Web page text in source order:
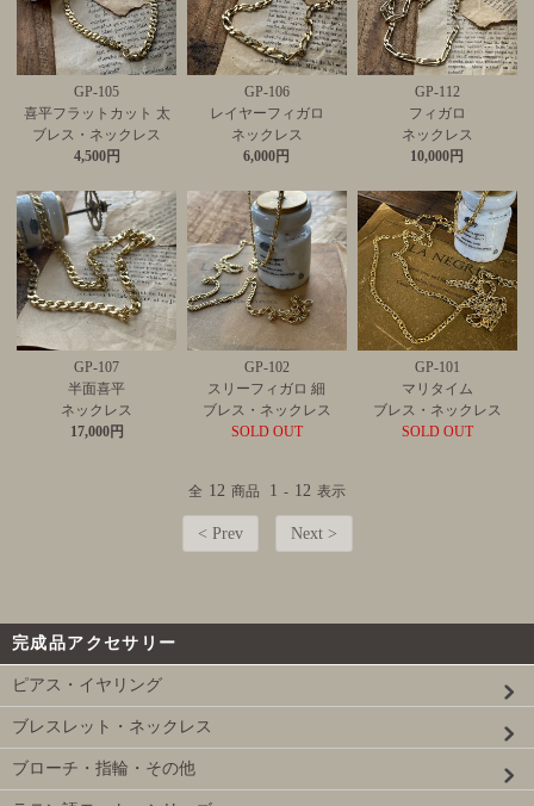
GP-105
喜平フラットカット 太
ブレス・ネックレス
4,500円
GP-106
レイヤーフィガロ
ネックレス
6,000円
GP-112
フィガロ
ネックレス
10,000円
GP-107
半面喜平
ネックレス
17,000円
GP-102
スリーフィガロ 細
ブレス・ネックレス
SOLD OUT
GP-101
マリタイム
ブレス・ネックレス
SOLD OUT
全 12 商品 1 - 12 表示
< Prev Next >
完成品アクセサリー
ピアス・イヤリング
ブレスレット・ネックレス
ブローチ・指輪・その他